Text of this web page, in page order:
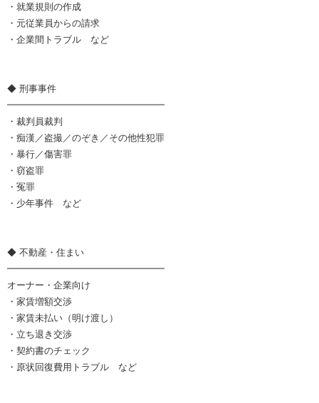
・就業規則の作成
・元従業員からの請求
・企業間トラブル など
◆ 刑事事件
━━━━━━━━━━━━━━━━━
・裁判員裁判
・痴漢／盗撮／のぞき／その他性犯罪
・暴行／傷害罪
・窃盗罪
・冤罪
・少年事件 など
◆ 不動産・住まい
━━━━━━━━━━━━━━━━━
オーナー・企業向け
・家賃増額交渉
・家賃未払い（明け渡し）
・立ち退き交渉
・契約書のチェック
・原状回復費用トラブル など